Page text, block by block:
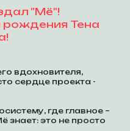
"Мё"!
Тена
вдохновителя,
сердце проекта -
где главное –
знает: это не просто